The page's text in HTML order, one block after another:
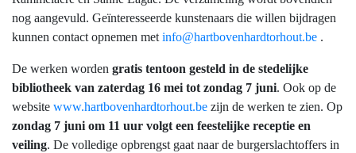
nog aangevuld. Geïnteresseerde kunstenaars die willen bijdragen
kunnen contact opnemen met info@hartbovenhardtorhout.be .
De werken worden gratis tentoon gesteld in de stedelijke
bibliotheek van zaterdag 16 mei tot zondag 7 juni. Ook op de
website www.hartbovenhardtorhout.be zijn de werken te zien. Op
zondag 7 juni om 11 uur volgt een feestelijke receptie en
veiling. De volledige opbrengst gaat naar de burgerslachtoffers in